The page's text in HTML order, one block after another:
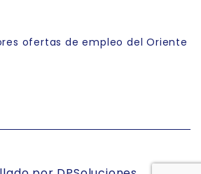
ofertas de empleo del Oriente